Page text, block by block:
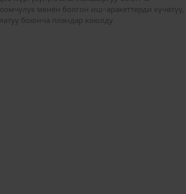
менен болгон иш-аракеттерди күчөтүү,
боюнча пландар коюлду.